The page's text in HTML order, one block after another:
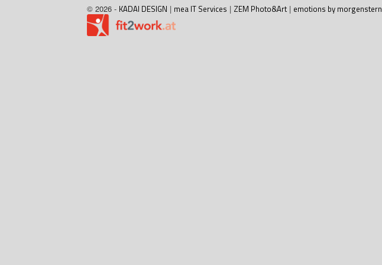
© 2026 - KADAI DESIGN | mea IT Services | ZEM Photo&Art | emotions by morgenstern